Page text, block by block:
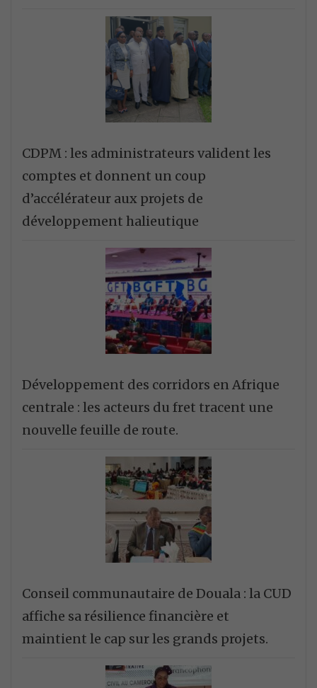
CDPM : les administrateurs valident les
comptes et donnent un coup
d’accélérateur aux projets de
développement halieutique
Développement des corridors en Afrique
centrale : les acteurs du fret tracent une
nouvelle feuille de route.
Conseil communautaire de Douala : la CUD
affiche sa résilience financière et
maintient le cap sur les grands projets.